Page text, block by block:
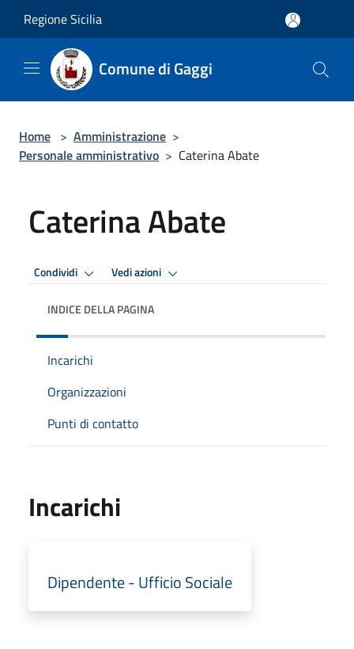
Regione Sicilia
Comune di Gaggi
Home > Amministrazione >
Personale amministrativo > Caterina Abate
Caterina Abate
Condividi Vedi azioni
INDICE DELLA PAGINA
Incarichi
Organizzazioni
Punti di contatto
Incarichi
Dipendente - Ufficio Sociale